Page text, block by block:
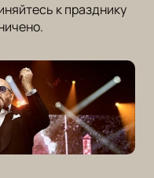
к празднику